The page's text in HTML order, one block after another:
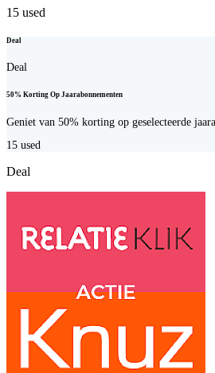
15 used
Deal
Deal
50% Korting Op Jaarabonnementen
Geniet van 50% korting op geselecteerde
15 used
Deal